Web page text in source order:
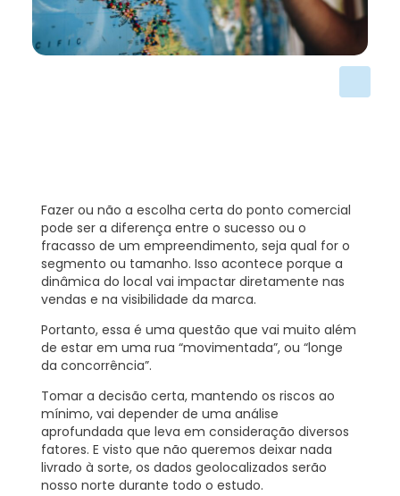
Fazer ou não a escolha certa do ponto comercial
pode ser a diferença entre o sucesso ou o
fracasso de um empreendimento, seja qual for o
segmento ou tamanho. Isso acontece porque a
dinâmica do local vai impactar diretamente nas
vendas e na visibilidade da marca.
Portanto, essa é uma questão que vai muito além
de estar em uma rua “movimentada”, ou “longe
da concorrência”.
Tomar a decisão certa, mantendo os riscos ao
mínimo, vai depender de uma análise
aprofundada que leva em consideração diversos
fatores. E visto que não queremos deixar nada
livrado à sorte, os dados geolocalizados serão
nosso norte durante todo o estudo.